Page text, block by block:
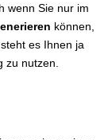
wenn Sie nur im
können,
es Ihnen ja
nutzen.